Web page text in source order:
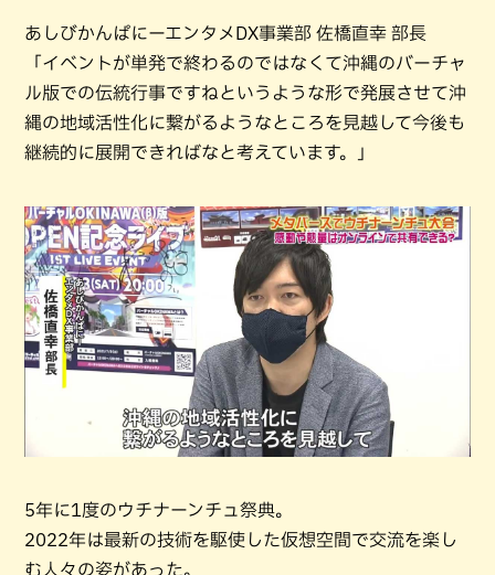
あしびかんぱにーエンタメDX事業部 佐橋直幸 部長
「イベントが単発で終わるのではなくて沖縄のバーチャ
ル版での伝統行事ですねというような形で発展させて沖
縄の地域活性化に繋がるようなところを見越して今後も
継続的に展開できればなと考えています。」
5年に1度のウチナーンチュ祭典。
2022年は最新の技術を駆使した仮想空間で交流を楽し
む人々の姿があった。